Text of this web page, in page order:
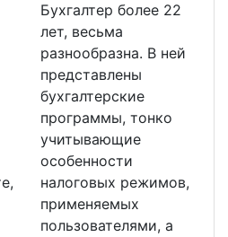
Бухгалтер более 22
лет, весьма
разнообразна. В ней
представлены
бухгалтерские
программы, тонко
учитывающие
особенности
налоговых режимов,
применяемых
пользователями, а